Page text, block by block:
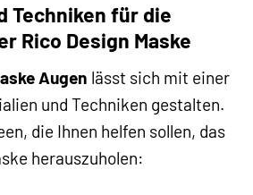
Techniken für die
Rico Design Maske
Augen lässt sich mit einer
und Techniken gestalten.
die Ihnen helfen sollen, das
herauszuholen: